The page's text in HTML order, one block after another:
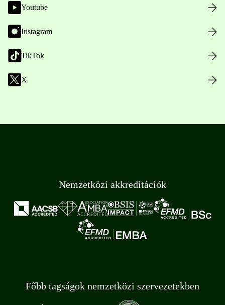
Youtube
Instagram
TikTok
X
Nemzetközi akkreditációk
Főbb tagságok nemzetközi szervezetekben